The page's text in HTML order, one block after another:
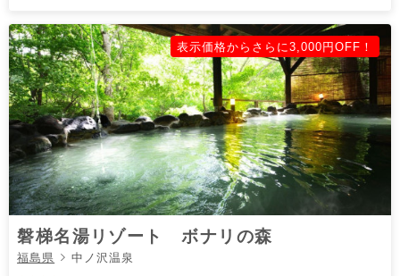
表示価格からさらに3,000円OFF！
磐梯名湯リゾート ボナリの森
福島県 中ノ沢温泉